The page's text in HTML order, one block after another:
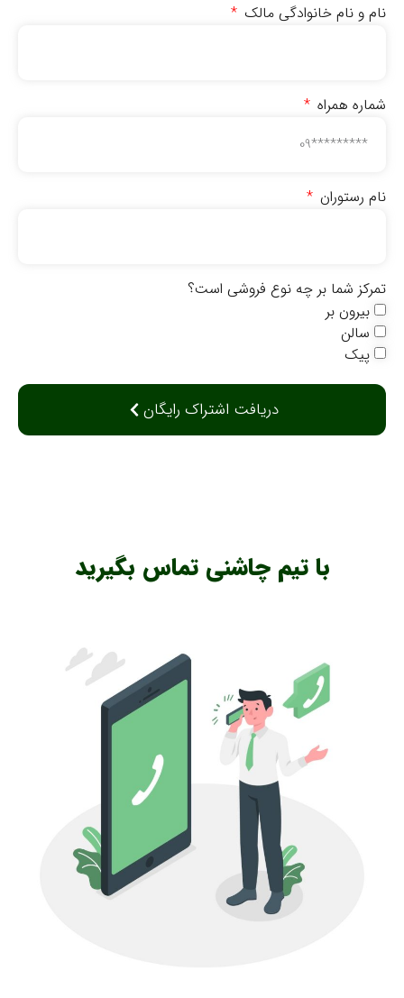
نام و نام خانوادگی مالک
شماره همراه
نام رستوران
تمرکز شما بر چه نوع فروشی است؟
بیرون بر
سالن
پیک
دریافت اشتراک رایگان
با تیم چاشنی تماس بگیرید